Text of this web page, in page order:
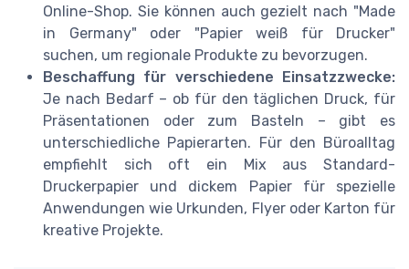
Online-Shop. Sie können auch gezielt nach "Made
in Germany" oder "Papier weiß für Drucker"
suchen, um regionale Produkte zu bevorzugen.
Beschaffung für verschiedene Einsatzzwecke:
Je nach Bedarf – ob für den täglichen Druck, für
Präsentationen oder zum Basteln – gibt es
unterschiedliche Papierarten. Für den Büroalltag
empfiehlt sich oft ein Mix aus Standard-
Druckerpapier und dickem Papier für spezielle
Anwendungen wie Urkunden, Flyer oder Karton für
kreative Projekte.